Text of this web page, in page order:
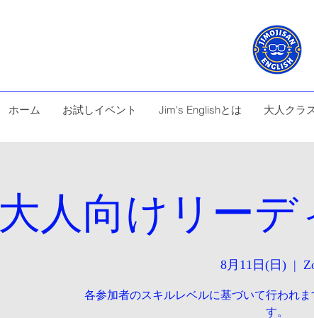
ホーム お試しイベント Jim's Englishとは 大人クラ
大人向けリーデ
8月11日(日)
  |
各参加者のスキルレベルに基づいて行われ
す。